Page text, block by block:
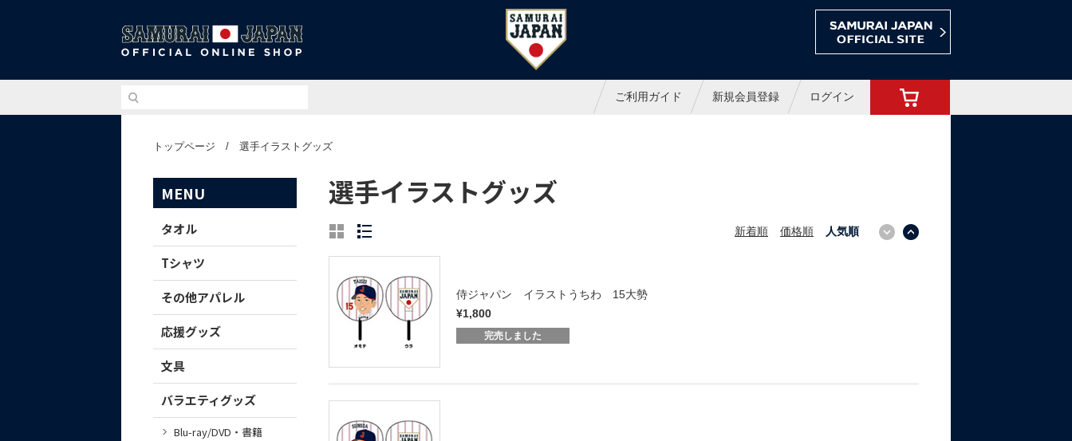
侍ジャパンオフィシャルオンラインショップ
ご利用ガイド 新規会員登録 ログイン
トップページ / 選手イラストグッズ
MENU
タオル
Tシャツ
その他アパレル
応援グッズ
文具
バラエティグッズ
Blu-ray/DVD・書籍
選手イラストグッズ
新着順 価格順 人気順
侍ジャパン イラストうちわ 15大勢
¥1,800
完売しました